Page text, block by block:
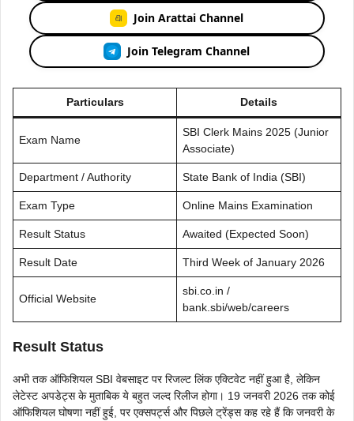
Join Arattai Channel
Join Telegram Channel
Particulars Details
Exam Name
SBI Clerk Mains 2025 (Junior
Associate)
Department / Authority State Bank of India (SBI)
Exam Type Online Mains Examination
Result Status Awaited (Expected Soon)
Result Date Third Week of January 2026
Official Website
sbi.co.in /
bank.sbi/web/careers
Result Status
अभी तक ऑफिशियल SBI वेबसाइट पर रिजल्ट लिंक एक्टिवेट नहीं हुआ है, लेकिन
लेटेस्ट अपडेट्स के मुताबिक ये बहुत जल्द रिलीज होगा। 19 जनवरी 2026 तक कोई
ऑफिशियल घोषणा नहीं हुई, पर एक्सपर्ट्स और पिछले ट्रेंड्स कह रहे हैं कि जनवरी के